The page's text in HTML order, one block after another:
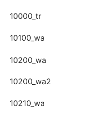
10000_tr
10100_wa
10200_wa
10200_wa2
10210_wa